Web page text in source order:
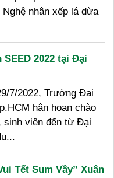
Nghệ nhân xếp lá dừa
2022 tại Đại
7/2022, Trường Đại
hân hoan chào
sinh viên đến từ Đại
Tết Sum Vầy” Xuân